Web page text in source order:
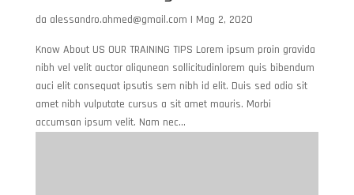
da alessandro.ahmed@gmail.com | Mag 2, 2020
Know About US OUR TRAINING TIPS Lorem ipsum proin gravida
nibh vel velit auctor aliqunean sollicitudinlorem quis bibendum
auci elit consequat ipsutis sem nibh id elit. Duis sed odio sit
amet nibh vulputate cursus a sit amet mauris. Morbi
accumsan ipsum velit. Nam nec...